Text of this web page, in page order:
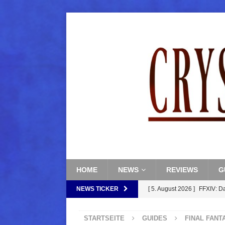
HOME NEWS REVIEWS
NEWS TICKER [ 5. August 2026 ] FFXIV:
STARTSEITE GUIDES FINAL